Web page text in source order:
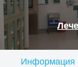
Информация